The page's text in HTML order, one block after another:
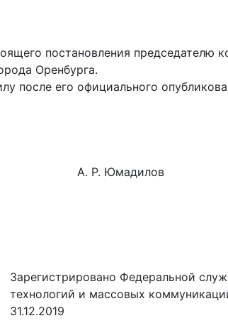
постановления председателю
Оренбурга.
после его официального
А. Р. Юмадилов
Зарегистрировано Федеральной
технологий и массовых
31.12.2019